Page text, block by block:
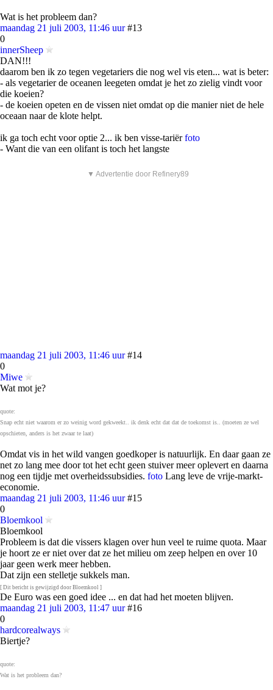
Wat is het probleem dan?
maandag 21 juli 2003, 11:46 uur #13
0
innerSheep
DAN!!!
daarom ben ik zo tegen vegetariers die nog wel vis eten... wat is beter:
- als vegetarier de oceanen leegeten omdat je het zo zielig vindt voor
die koeien?
- de koeien opeten en de vissen niet omdat op die manier niet de hele
oceaan naar de klote helpt.
ik ga toch echt voor optie 2... ik ben visse-tariërfoto
- Want die van een olifant is toch het langste
▼ Advertentie door Refinery89
maandag 21 juli 2003, 11:46 uur #14
0
Miwe
Wat mot je?
quote:
Snap echt niet waarom er zo weinig word gekweekt.. ik denk echt dat dat de toekomst is.. (moeten ze wel
opschieten, anders is het zwaar te laat)
Omdat vis in het wild vangen goedkoper is natuurlijk. En daar gaan ze
net zo lang mee door tot het echt geen stuiver meer oplevert en daarna
nog een tijdje met overheidssubsidies. foto Lang leve de vrije-markt-
economie.
maandag 21 juli 2003, 11:46 uur #15
0
Bloemkool
Bloemkool
Probleem is dat die vissers klagen over hun veel te ruime quota. Maar
je hoort ze er niet over dat ze het milieu om zeep helpen en over 10
jaar geen werk meer hebben.
Dat zijn een stelletje sukkels man.
[ Dit bericht is gewijzigd door Bloemkool ]
De Euro was een goed idee ... en dat had het moeten blijven.
maandag 21 juli 2003, 11:47 uur #16
0
hardcorealways
Biertje?
quote:
Wat is het probleem dan?